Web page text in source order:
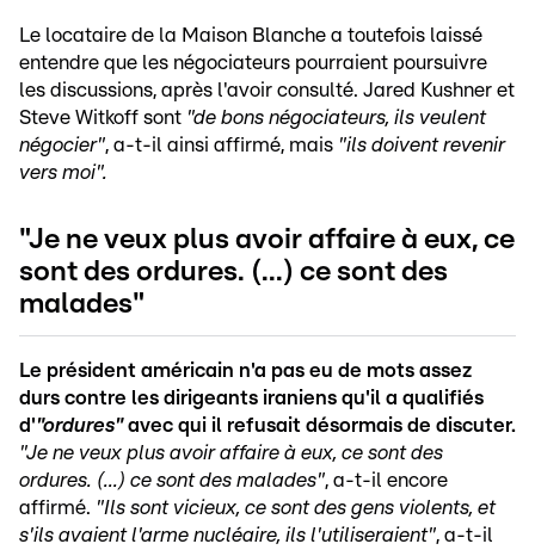
Le locataire de la Maison Blanche a toutefois laissé
entendre que les négociateurs pourraient poursuivre
les discussions, après l'avoir consulté. Jared Kushner et
Steve Witkoff sont "de bons négociateurs, ils veulent
négocier", a-t-il ainsi affirmé, mais "ils doivent revenir
vers moi".
"Je ne veux plus avoir affaire à eux, ce
sont des ordures. (...) ce sont des
malades"
Le président américain n'a pas eu de mots assez
durs contre les dirigeants iraniens qu'il a qualifiés
d'"ordures"avec qui il refusait désormais de discuter.
"Je ne veux plus avoir affaire à eux, ce sont des
ordures. (...) ce sont des malades", a-t-il encore
affirmé. "Ils sont vicieux, ce sont des gens violents, et
s'ils avaient l'arme nucléaire, ils l'utiliseraient", a-t-il